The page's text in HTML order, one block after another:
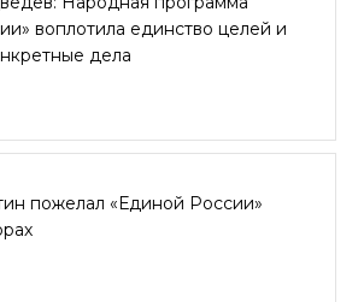
воплотила единство целей и
дела
пожелал «Единой России»